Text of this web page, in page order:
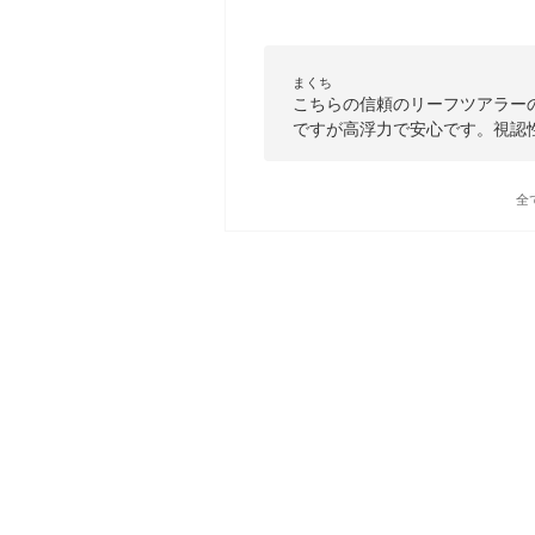
まくち
こちらの信頼のリーフツアラ
ですが高浮力で安心です。視
全